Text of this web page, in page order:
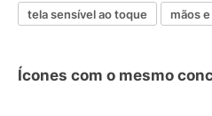
tela sensível ao toque
mãos
Ícones com o mesmo